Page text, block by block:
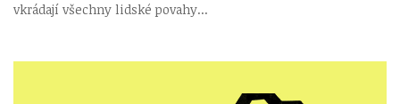
vkrádají všechny lidské povahy...